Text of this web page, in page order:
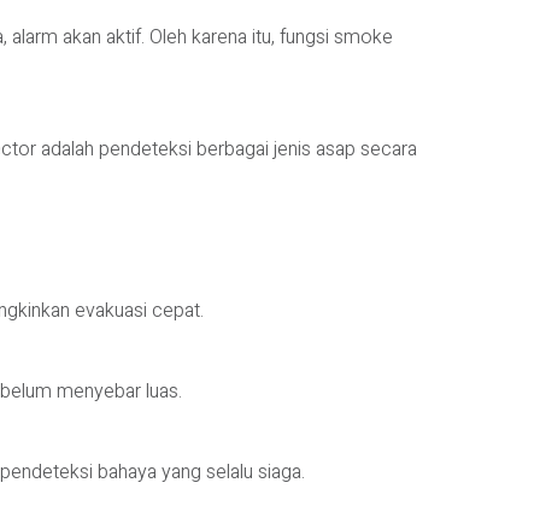
akan aktif. Oleh karena itu, fungsi smoke
adalah pendeteksi berbagai jenis asap secara
evakuasi cepat.
menyebar luas.
bahaya yang selalu siaga.